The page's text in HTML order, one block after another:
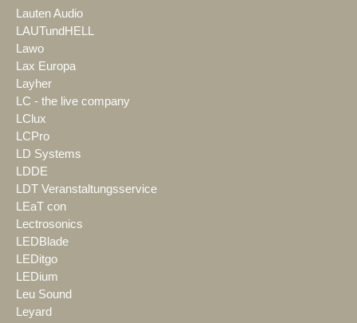
Lauten Audio
LAUTundHELL
Lawo
Lax Europa
Layher
LC - the live company
LClux
LCPro
LD Systems
LDDE
LDT Veranstaltungsservice
LEaT con
Lectrosonics
LEDBlade
LEDitgo
LEDium
Leu Sound
Leyard